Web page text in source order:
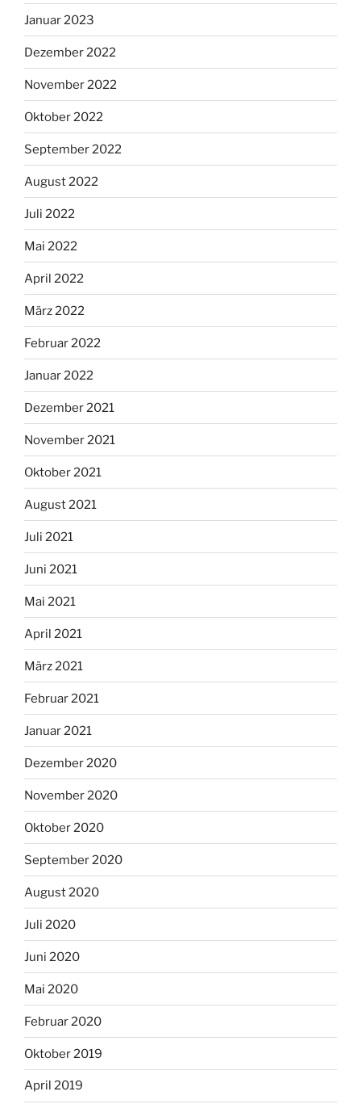
Januar 2023
Dezember 2022
November 2022
Oktober 2022
September 2022
August 2022
Juli 2022
Mai 2022
April 2022
März 2022
Februar 2022
Januar 2022
Dezember 2021
November 2021
Oktober 2021
August 2021
Juli 2021
Juni 2021
Mai 2021
April 2021
März 2021
Februar 2021
Januar 2021
Dezember 2020
November 2020
Oktober 2020
September 2020
August 2020
Juli 2020
Juni 2020
Mai 2020
Februar 2020
Oktober 2019
April 2019